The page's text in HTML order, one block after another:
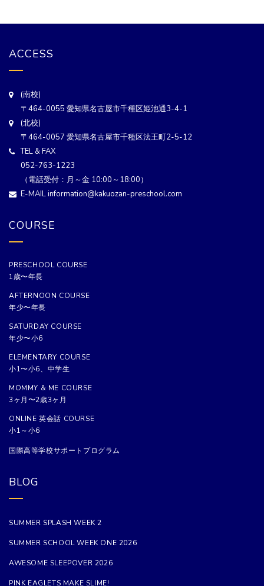
ACCESS
(南校)
〒464-0055 愛知県名古屋市千種区姫池通3-4-1
(北校)
〒464-0057 愛知県名古屋市千種区法王町2-5-12
TEL & FAX
052-763-1223
（電話受付：月～金 10:00～18:00）
E-MAIL information@kakuozan-preschool.com
COURSE
PRESCHOOL COURSE
1歳〜年長
AFTERNOON COURSE
年少〜年長
SATURDAY COURSE
年少〜小6
ELEMENTARY COURSE
小1〜小6、中学生
MOMMY & ME COURSE
3ヶ月〜2歳3ヶ月
ONLINE 英会話 COURSE
小1～小6
国際高等学校サポートプログラム
BLOG
SUMMER SPLASH WEEK 2
SUMMER SCHOOL WEEK ONE 2026
AWESOME SLEEPOVER 2026
PINK EAGLETS MAKE SLIME!